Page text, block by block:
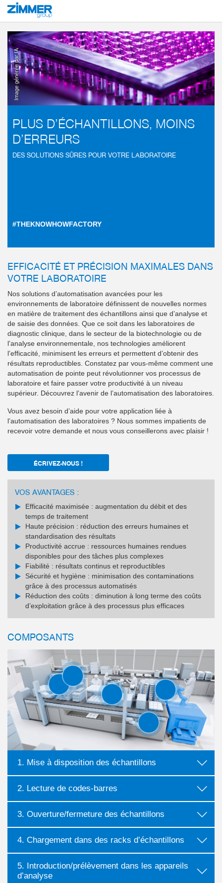
Démarrage Secteurs
Image générée par IA
PLUS D’ÉCHANTILLONS, MOINS
D’ERREURS
DES SOLUTIONS SÛRES POUR VOTRE LABORATOIRE
#THEKNOWHOWFACTORY
EFFICACITÉ ET PRÉCISION MAXIMALES DANS
VOTRE LABORATOIRE
Nos solutions d’automatisation avancées pour les
environnements de laboratoire définissent de nouvelles normes
en matière de traitement des échantillons ainsi que d’analyse et
de saisie des données. Que ce soit dans les laboratoires de
diagnostic clinique, dans le secteur de la biotechnologie ou de
l’analyse environnementale, nos technologies améliorent
l’efficacité, minimisent les erreurs et permettent d’obtenir des
résultats reproductibles. Constatez par vous-même comment une
automatisation de pointe peut révolutionner vos processus de
laboratoire et faire passer votre productivité à un niveau
supérieur. Découvrez l’avenir de l’automatisation des laboratoires.
Vous avez besoin d’aide pour votre application liée à
l’automatisation des laboratoires ? Nous sommes impatients de
recevoir votre demande et nous vous conseillerons avec plaisir !
ÉCRIVEZ-NOUS !
VOS AVANTAGES :
Efficacité maximisée : augmentation du débit et des
temps de traitement
Haute précision : réduction des erreurs humaines et
standardisation des résultats
Productivité accrue : ressources humaines rendues
disponibles pour des tâches plus complexes
Fiabilité : résultats continus et reproductibles
Sécurité et hygiène : minimisation des contaminations
grâce à des processus automatisés
Réduction des coûts : diminution à long terme des coûts
d’exploitation grâce à des processus plus efficaces
COMPOSANTS
1. Mise à disposition des échantillons
2. Lecture de codes-barres
3. Ouverture/fermeture des échantillons
4. Chargement dans des racks d’échantillons
5. Introduction/prélèvement dans les appareils
d’analyse